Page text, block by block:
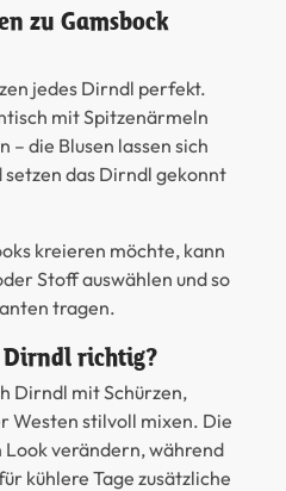
zu Gamsbock
jedes Dirndl perfekt.
mit Spitzenärmeln
die Blusen lassen sich
das Dirndl gekonnt
kreieren möchte, kann
Stoff auswählen und so
tragen.
richtig?
Dirndl mit Schürzen,
Westen stilvoll mixen. Die
verändern, während
kühlere Tage zusätzliche